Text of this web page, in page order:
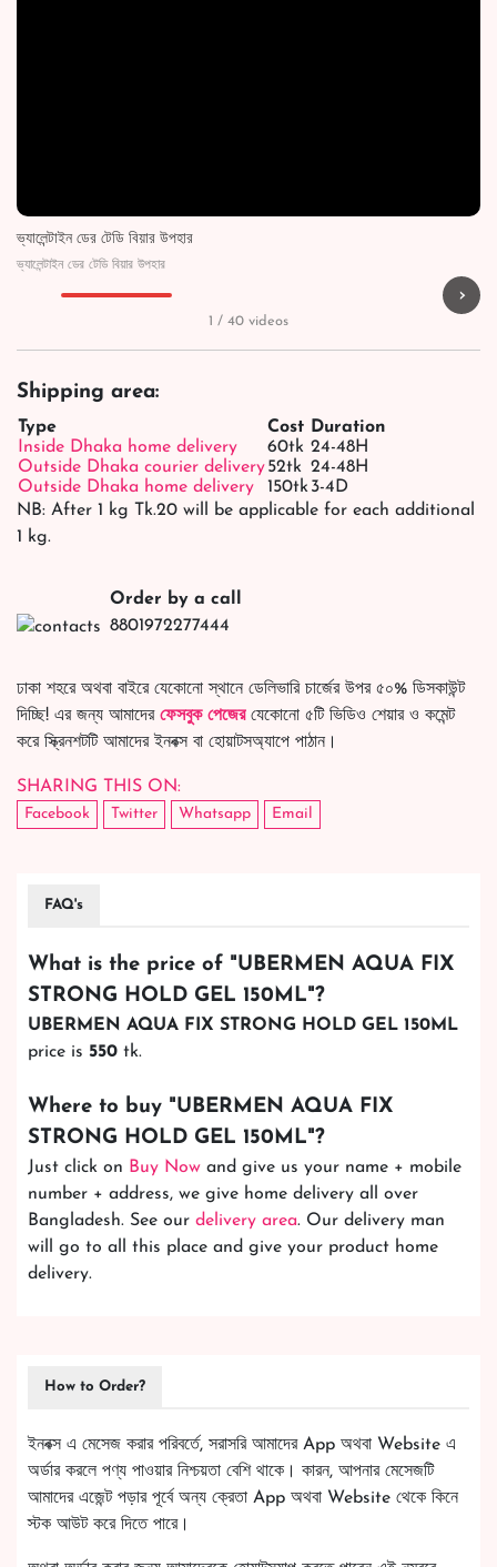
ভ্যালেন্টাইন ডের টেডি বিয়ার উপহার
ভ্যালেন্টাইন ডের টেডি বিয়ার উপহার
▶ ›
1 / 40 videos
Shipping area:
Type Cost Duration
Inside Dhaka home delivery
60tk 24-48H
Outside Dhaka courier delivery52tk 24-48H
Outside Dhaka home delivery
150tk3-4D
NB: After 1 kg Tk.20 will be applicable for each additional
1 kg.
Order by a call
8801972277444
ঢাকা শহরে অথবা বাইরে যেকোনো স্থানে ডেলিভারি চার্জের উপর ৫০% ডিসকাউন্ট
দিচ্ছি! এর জন্য আমাদের ফেসবুক পেজেরযেকোনো ৫টি ভিডিও শেয়ার ও কমেন্ট
করে স্ক্রিনশটটি আমাদের ইনবক্স বা হোয়াটসঅ্যাপে পাঠান।
SHARING THIS ON:
Facebook Twitter Whatsapp Email
FAQ's
What is the price of "UBERMEN AQUA FIX
STRONG HOLD GEL 150ML"?
UBERMEN AQUA FIX STRONG HOLD GEL 150ML
price is 550 tk.
Where to buy "UBERMEN AQUA FIX
STRONG HOLD GEL 150ML"?
Just click on Buy Now and give us your name + mobile
number + address, we give home delivery all over
Bangladesh. See our delivery area. Our delivery man
will go to all this place and give your product home
delivery.
How to Order?
ইনবক্স এ মেসেজ করার পরিবর্তে, সরাসরি আমাদের App অথবা Website এ
অর্ডার করলে পণ্য পাওয়ার নিশ্চয়তা বেশি থাকে। কারন, আপনার মেসেজটি
আমাদের এজেন্ট পড়ার পূর্বে অন্য ক্রেতা App অথবা Website থেকে কিনে
স্টক আউট করে দিতে পারে।